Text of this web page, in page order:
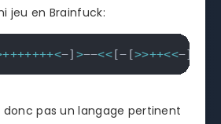
jeu en Brainfuck:
+++++++<−] >−−<<[− [>>++<<−]
donc pas un langage pertinent